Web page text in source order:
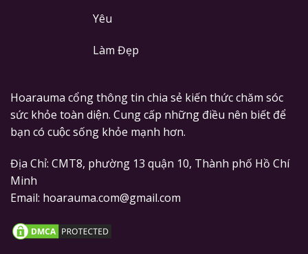
Yêu
Làm Đẹp
Hoarauma cổng thông tin chia sẻ kiến thức chăm sóc
sức khỏe toàn diện. Cung cấp những điều nên biết để
bạn có cuộc sống khỏe mạnh hơn.
Địa Chỉ: CMT8, phường 13 quận 10, Thành phố Hồ Chí
Minh
Email: hoarauma.com@gmail.com